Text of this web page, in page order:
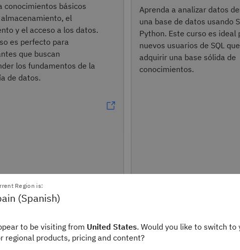
conocimientos básicos
el
y el acceso a los datos.
es perfecto para
que buscan
los fundamentos de la
de datos.
Aprenda a analizar datos
una base de datos usando
Python. Este curso es ideal
nuevos usuarios de SQL
adquirir una base sólida de
conocimientos.
Region is:
(Spanish)
to be visiting from United States. Would you like to switch to
regional products, pricing and content?